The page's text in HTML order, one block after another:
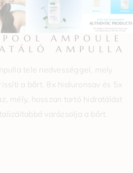
AMPOULE
AMPULLA
tele nedvességgel, mely
a bőrt. 8x hialuronsav és 5x
mély, hosszan tartó hidratálást
varázsolja a bőrt.